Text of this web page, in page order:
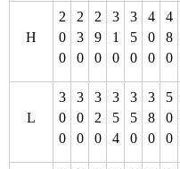
H
2
0
0
2
3
0
2
9
0
3
1
0
3
5
0
4
0
0
4
8
0
L
3
0
0
3
0
0
3
2
0
3
5
4
3
5
0
3
8
0
5
0
0